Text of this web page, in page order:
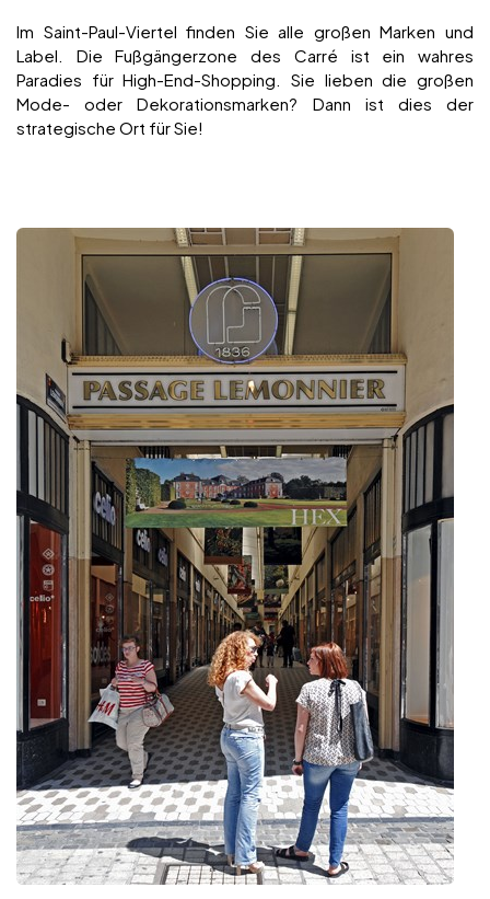
Im Saint-Paul-Viertel finden Sie alle großen Marken und
Label. Die Fußgängerzone des Carré ist ein wahres
Paradies für High-End-Shopping. Sie lieben die großen
Mode- oder Dekorationsmarken? Dann ist dies der
strategische Ort für Sie!